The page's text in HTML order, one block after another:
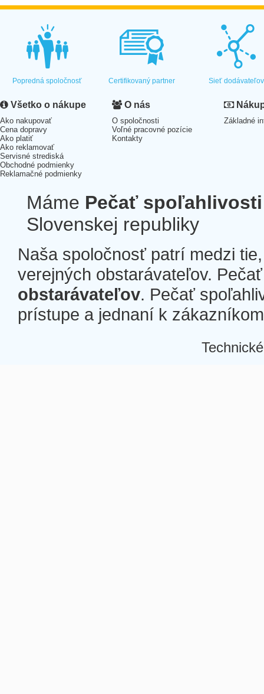
Popredná spoločnosť Certifikovaný partner Sieť dodávateľov
Všetko o nákupe
Ako nakupovať
Cena dopravy
Ako platiť
Ako reklamovať
Servisné strediská
Obchodné podmienky
Reklamačné podmienky
O nás
O spoločnosti
Voľné pracovné pozície
Kontakty
Základné
Máme Pečať spoľahlivosti
Slovenskej republiky
Naša spoločnosť patrí medzi
verejných obstarávateľov.
obstarávateľov. Pečať
prístupe a jednaní k